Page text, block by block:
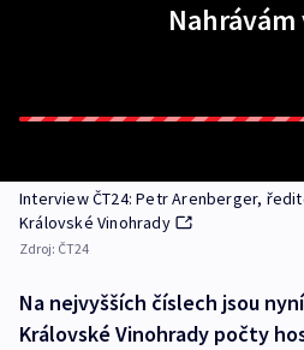
Interview ČT24: Petr Arenberger,
Královské Vinohrady
Zdroj: ČT24
Na nejvyšších číslech jsou
Královské Vinohrady počty